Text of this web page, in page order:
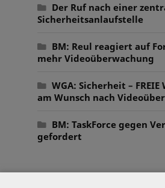
Der Ruf nach einer
Sicherheitsanlaufstelle
BM: Reul reagiert auf
mehr Videoüberwachung
WGA: Sicherheit – FREIE
am Wunsch nach
BM: TaskForce gegen
gefordert